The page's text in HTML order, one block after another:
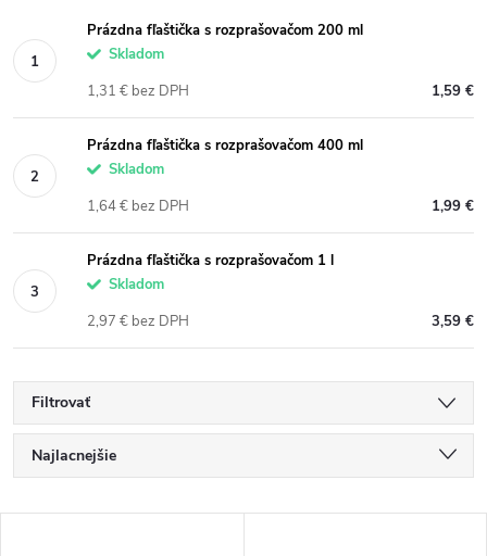
Prázdna fľaštička s rozprašovačom 200 ml
Skladom
1,59 €
1,31 € bez DPH
Prázdna fľaštička s rozprašovačom 400 ml
Skladom
1,99 €
1,64 € bez DPH
Prázdna fľaštička s rozprašovačom 1 l
Skladom
3,59 €
2,97 € bez DPH
Filtrovať
R
a
Najlacnejšie